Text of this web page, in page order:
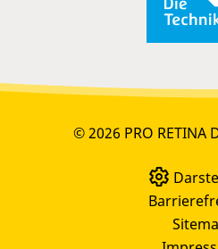
© 2026 PRO RETINA